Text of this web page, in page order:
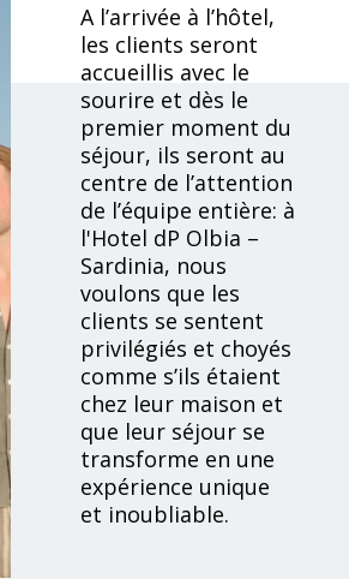
A l’arrivée à l’hôtel,
les clients seront
accueillis avec le
sourire et dès le
premier moment du
séjour, ils seront au
centre de l’attention
de l’équipe entière: à
l'Hotel dP Olbia –
Sardinia, nous
voulons que les
clients se sentent
privilégiés et choyés
comme s’ils étaient
chez leur maison et
que leur séjour se
transforme en une
expérience unique
et inoubliable.